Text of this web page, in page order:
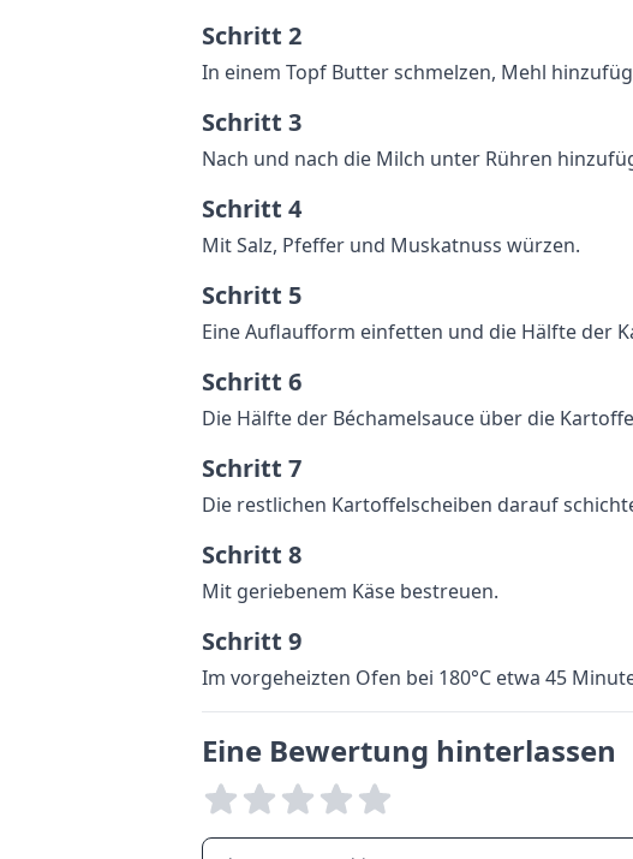
Schritt 2
In einem Topf Butter schmelzen, Mehl
Schritt 3
Nach und nach die Milch unter Rühren
Schritt 4
Mit Salz, Pfeffer und Muskatnuss würzen.
Schritt 5
Eine Auflaufform einfetten und die Hälfte der
Schritt 6
Die Hälfte der Béchamelsauce über die
Schritt 7
Die restlichen Kartoffelscheiben darauf
Schritt 8
Mit geriebenem Käse bestreuen.
Schritt 9
Im vorgeheizten Ofen bei 180°C etwa 45
Eine Bewertung hinterlassen